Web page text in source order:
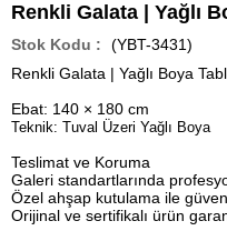
Renkli Galata | Yağlı
(YBT-3431)
Renkli Galata | Yağlı Boya
Ebat: 140 × 180 cm
Teknik: Tuval Üzeri Yağlı Boya
Teslimat ve Koruma
Galeri standartlarında
Özel ahşap kutulama ile
Orijinal ve sertifikalı ürün